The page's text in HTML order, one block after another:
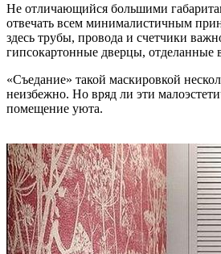
Не отличающийся большими
отвечать всем минималистичным
здесь трубы, провода и счетчики
гипсокартонные дверцы, отделанные
«Съедание» такой маскировкой
неизбежно. Но вряд ли эти
помещение уюта.